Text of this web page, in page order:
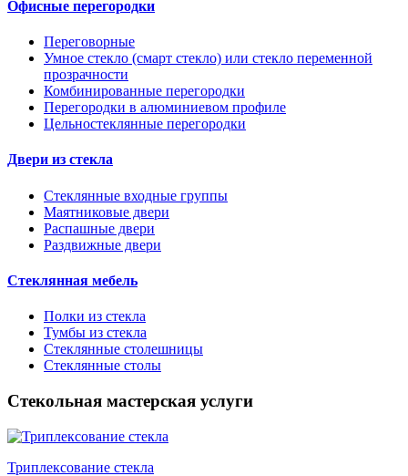
Офисные перегородки
Переговорные
Умное стекло (смарт стекло) или стекло переменной
прозрачности
Комбинированные перегородки
Перегородки в алюминиевом профиле
Цельностеклянные перегородки
Двери из стекла
Стеклянные входные группы
Маятниковые двери
Распашные двери
Раздвижные двери
Стеклянная мебель
Полки из стекла
Тумбы из стекла
Стеклянные столешницы
Стеклянные столы
Стекольная мастерская услуги
Триплексование стекла